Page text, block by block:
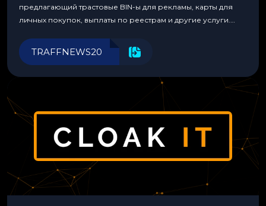
предлагающий трастовые BIN-ы для рекламы, карты для
личных покупок, выплаты по реестрам и другие услуги.
инструменты для управления финансами.
TRAFFNEWS20